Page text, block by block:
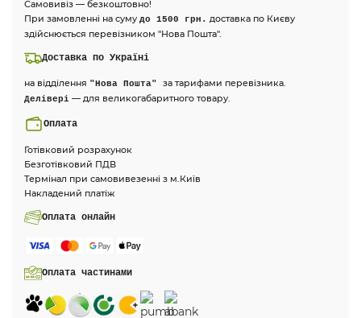
Самовивіз — безкоштовно!
При замовленні на суму до 1500 грн. доставка по Києву
здійснюється перевізником "Нова Пошта".
Доставка по Україні
на відділення "Нова Пошта" за тарифами перевізника.
Делівері — для великогабаритного товару.
Оплата
Готівковий розрахунок
Безготівковий ПДВ
Термінал при самовивезенні з м.Київ
Накладений платіж
Оплата онлайн
Оплата частинами